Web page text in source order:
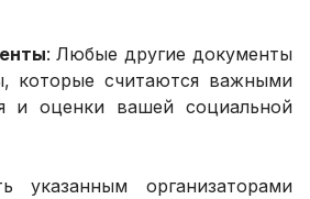
: Любые другие документы
которые считаются важными
и оценки вашей социальной
указанным организаторами